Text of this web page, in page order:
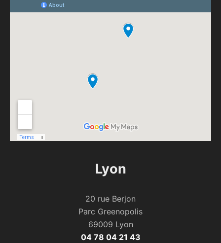
Lyon
20 rue Berjon
Parc Greenopolis
69009 Lyon
04 78 04 21 43